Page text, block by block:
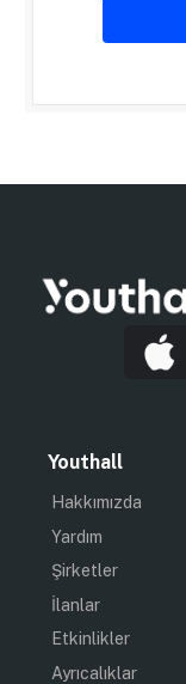
Youthall
Hakkımızda
Yardım
Şirketler
İlanlar
Etkinlikler
Ayrıcalıklar